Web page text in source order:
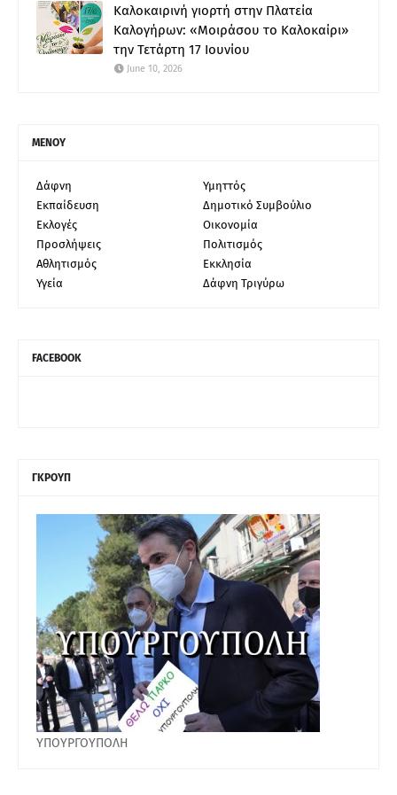
Καλοκαιρινή γιορτή στην Πλατεία
Καλογήρων: «Μοιράσου το Καλοκαίρι»
την Τετάρτη 17 Ιουνίου
June 10, 2026
ΜΕΝΟΥ
Δάφνη
Υμηττός
Εκπαίδευση
Δημοτικό Συμβούλιο
Εκλογές
Οικονομία
Προσλήψεις
Πολιτισμός
Αθλητισμός
Εκκλησία
Υγεία
Δάφνη Τριγύρω
FACEBOOK
ΓΚΡΟΥΠ
ΥΠΟΥΡΓΟΥΠΟΛΗ